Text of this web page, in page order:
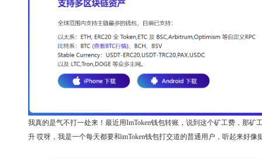
我真的是气不打一处来！最近用ImToken钱包转账，说到这个矿工费，那
升 哎呀，我是一个每天都要和imToken钱包打交道的普通用户，听起来好像